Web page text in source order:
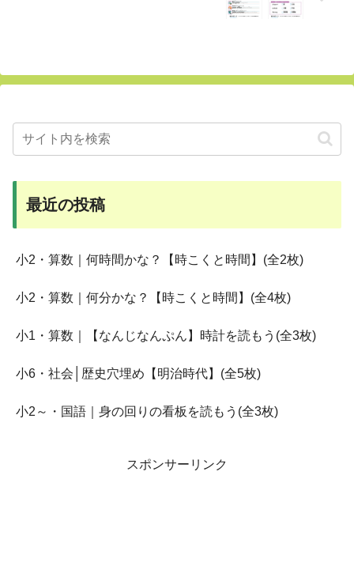
最近の投稿
小2・算数｜何時間かな？【時こくと時間】(全2枚)
小2・算数｜何分かな？【時こくと時間】(全4枚)
小1・算数｜【なんじなんぷん】時計を読もう(全3枚)
小6・社会│歴史穴埋め【明治時代】(全5枚)
小2～・国語｜身の回りの看板を読もう(全3枚)
スポンサーリンク